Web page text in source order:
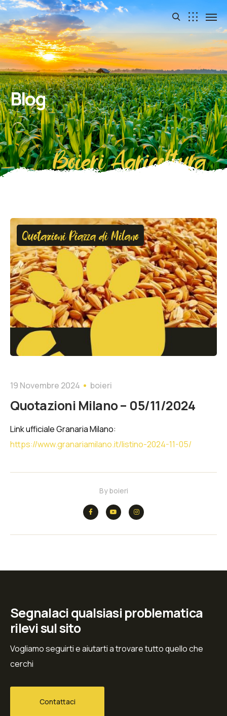
Blog
Boieri Agricoltura
Quotazioni Piazza di Milano
19 Novembre 2024 boieri
Quotazioni Milano – 05/11/2024
Link ufficiale Granaria Milano:
https://www.granariamilano.it/listino-2024-11-05/
Byboieri
Segnalaci qualsiasi problematica
rilevi sul sito
Vogliamo seguirti e aiutarti a trovare tutto quello che
cerchi
Contattaci